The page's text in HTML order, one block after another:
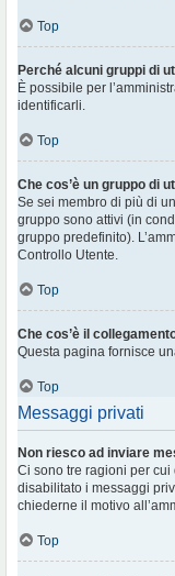
Top
Perché alcuni gruppi di
È possibile per
identificarli.
Top
Che cos’è un gruppo di
Se sei membro di più di
gruppo sono attivi (in
gruppo predefinito).
Controllo Utente.
Top
Che cos’è il
Questa pagina fornisce
Top
Messaggi privati
Non riesco ad inviare
Ci sono tre ragioni per cui
disabilitato i messaggi
chiederne il motivo
Top